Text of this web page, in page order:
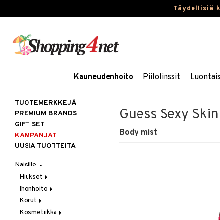
Täydellisiä
Kauneudenhoito Piilolinssit
Guess Sexy
Body mist
TUOTEMERKKEJÄ
PREMIUM BRANDS
GIFT SET
KAMPANJAT
UUSIA TUOTTEITA
Naisille
Hiukset
Gift Set
Harjat / Kammat
Hiuskuurit
Ihonhoito
Aurinkotuotteet
Erikoistuotteet
Korut
Kaulakorut
Kosmetiikka